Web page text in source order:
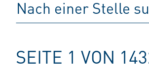
SEITE 1 VON